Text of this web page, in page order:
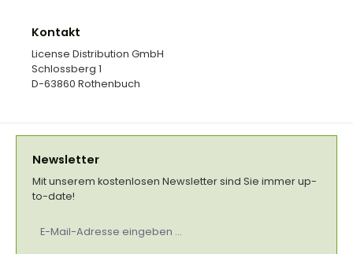
Kontakt
License Distribution GmbH
Schlossberg 1
D-63860 Rothenbuch
Newsletter
Mit unserem kostenlosen Newsletter sind Sie immer up-
to-date!
Mail-